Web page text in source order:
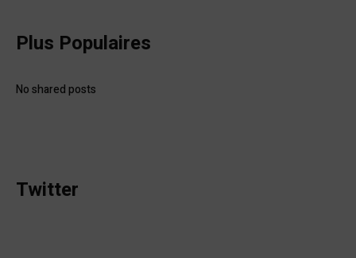
Plus Populaires
No shared posts
Twitter